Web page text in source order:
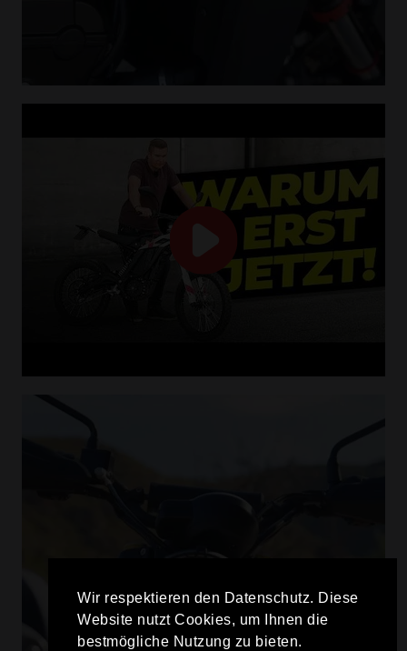
Wir respektieren den Datenschutz. Diese
Website nutzt Cookies, um Ihnen die
bestmögliche Nutzung zu bieten.